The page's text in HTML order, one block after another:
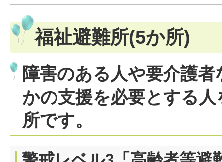
福祉避難所(5か所)
障害のある人や要介護
かの支援を必要とする
所です。